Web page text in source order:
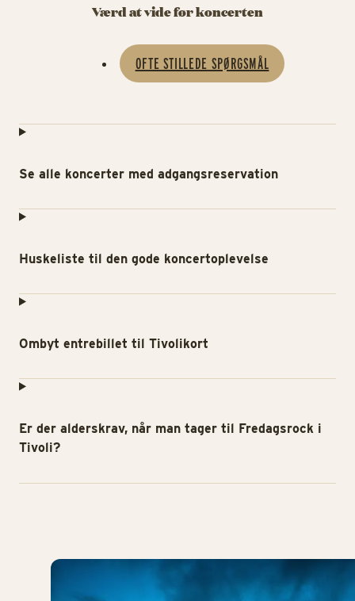
Værd at vide før koncerten
OFTE STILLEDE SPØRGSMÅL
Se alle koncerter med adgangsreservation
Huskeliste til den gode koncertoplevelse
Ombyt entrebillet til Tivolikort
Er der alderskrav, når man tager til Fredagsrock i
Tivoli?